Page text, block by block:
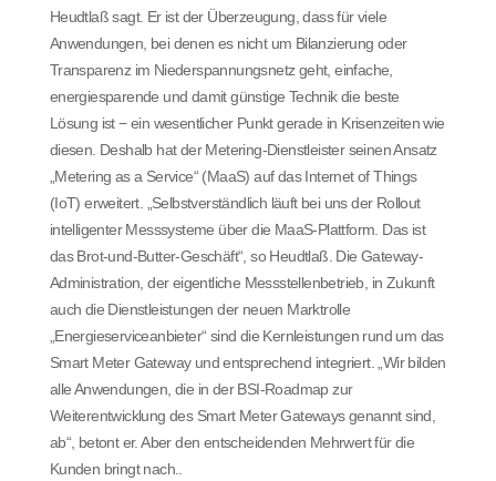
Heudtlaß sagt. Er ist der Überzeugung, dass für viele
Anwendungen, bei denen es nicht um Bilanzierung oder
Transparenz im Niederspannungsnetz geht, einfache,
energiesparende und damit günstige Technik die beste
Lösung ist − ein wesentlicher Punkt gerade in Krisenzeiten wie
diesen. Deshalb hat der Metering-Dienstleister seinen Ansatz
„Metering as a Service“ (MaaS) auf das Internet of Things
(IoT) erweitert. „Selbstverständlich läuft bei uns der Rollout
intelligenter Messsysteme über die MaaS-Plattform. Das ist
das Brot-und-Butter-Geschäft“, so Heudtlaß. Die Gateway-
Administration, der eigentliche Messstellenbetrieb, in Zukunft
auch die Dienstleistungen der neuen Marktrolle
„Energieserviceanbieter“ sind die Kernleistungen rund um das
Smart Meter Gateway und entsprechend integriert. „Wir bilden
alle Anwendungen, die in der BSI-Roadmap zur
Weiterentwicklung des Smart Meter Gateways genannt sind,
ab“, betont er. Aber den entscheidenden Mehrwert für die
Kunden bringt nach..